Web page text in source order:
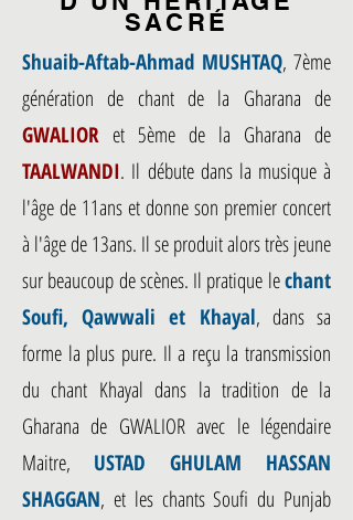
SACRÉ
Shuaib-Aftab-Ahmad MUSHTAQ, 7ème
génération de chant de la Gharana de
GWALIOR et 5ème de la Gharana de
TAALWANDI. Il débute dans la musique à
l'âge de 11ans et donne son premier concert
à l'âge de 13ans. Il se produit alors très jeune
sur beaucoup de scènes. Il pratique lechant
Soufi, Qawwali et Khayal, dans sa
forme la plus pure. Il a reçu la transmission
du chant Khayal dans la tradition de la
Gharana de GWALIOR avec le légendaire
Maitre, USTAD GHULAM HASSAN
SHAGGAN, et les chants Soufi du Punjab